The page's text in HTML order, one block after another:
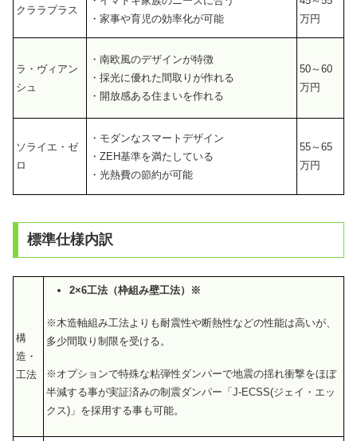
クララプラス
・家事や育児の効率化が可能
万円
ラ・ヴィアン
シュ
・南欧風のデザインが特徴
・採光に優れた間取りが作れる
・開放感ある住まいを作れる
50～60
万円
ソライエ・ゼ
ロ
・モダンなスマートデザイン
・ZEH基準を満たしている
・光熱費の節約が可能
55～65
万円
標準仕様内訳
構
造・
工法
2×6工法（枠組み壁工法）※
※木造軸組み工法よりも耐震性や断熱性などの性能は高いが、
多少間取り制限を受ける。
※オプションで特殊な粘弾性ダンパーで地震の揺れ衝撃をほぼ
半減する事が実証済みの制震ダンパー「J-ECSS(ジェイ・エッ
クス)」を採用する事も可能。